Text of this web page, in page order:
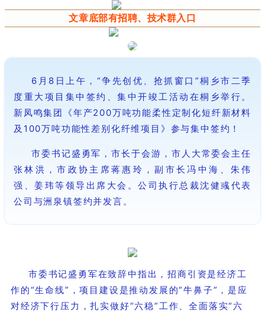
文章底部有招聘、技术群入口
6月8日上午，“争先创优、抢抓窗口”桐乡市二季
度重大项目集中签约、集中开竣工活动在桐乡举行。
新凤鸣集团《年产200万吨功能柔性定制化短纤新材料
及100万吨功能性差别化纤维项目》参与集中签约！
市委书记盛勇军，市长于会游，市人大常委会主任
张林洪 ，市政协主席蒋惠玲，副市长冯中海、朱伟
强、姜玮等领导出席大会。公司执行总裁沈健彧代表
公司与洲泉镇签约并发言。
市委书记盛勇军在致辞中指出，招商引资是经济工
作的“生命线”，项目建设是推动发展的“牛鼻子”，是应
对经济下行压力，扎实做好“六稳”工作、全面落实“六